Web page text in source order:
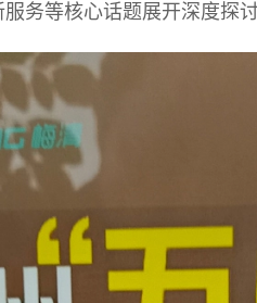
务等核心话题展开深度探